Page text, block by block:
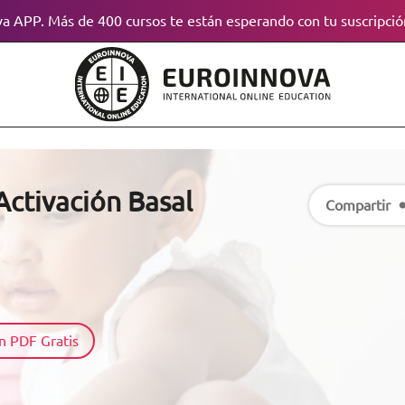
APP. Más de 400 cursos te están esperando con tu
Basal
PDF Gratis
Compartir